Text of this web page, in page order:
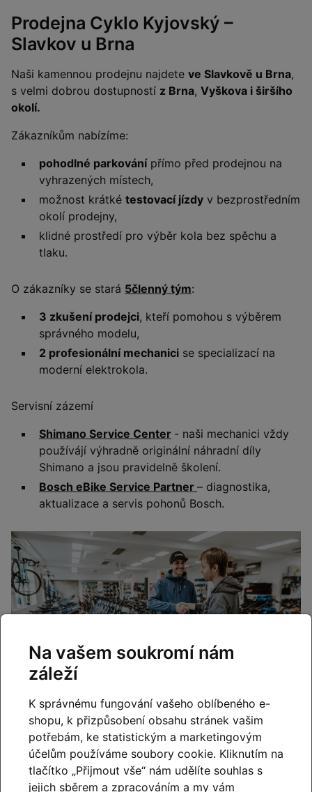
Prodejna Cyklo Kyjovský –
Slavkov u Brna
Naši kamennou prodejnu najdete ve Slavkově u Brna,
s velmi dobrou dostupností z Brna, Vyškova i širšího
okolí.
Zákazníkům nabízíme:
pohodlné parkovánípřímo před prodejnou na
vyhrazených místech,
možnost krátké testovací jízdy v bezprostředním
okolí prodejny,
klidné prostředí pro výběr kola bez spěchu a
tlaku.
O zákazníky se stará 5členný tým:
3 zkušení prodejci, kteří pomohou s výběrem
správného modelu,
2 profesionální mechanici se specializací na
moderní elektrokola.
Servisní zázemí
Shimano Service Center - naši mechanici vždy
používájí výhradně originální náhradní díly
Shimano a jsou pravidelně školení.
Bosch eBike Service Partner – diagnostika,
aktualizace a servis pohonů Bosch.
Cyklo Kyjovský – certifikovaný
CUBE PREMIUM DEALER
Na vašem soukromí nám
záleží
K správnému fungování vašeho oblíbeného e-
shopu, k přizpůsobení obsahu stránek vašim
potřebám, ke statistickým a marketingovým
účelům používáme soubory cookie. Kliknutím na
tlačítko „Přijmout vše“ nám udělíte souhlas s
jejich sběrem a zpracováním a my vám